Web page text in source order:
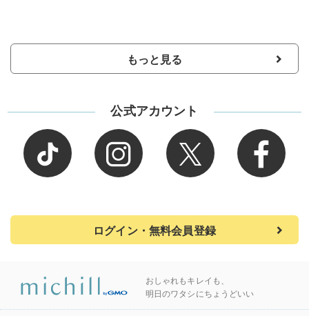
もっと見る
公式アカウント
ログイン・無料会員登録
おしゃれもキレイも、
明日のワタシにちょうどいい